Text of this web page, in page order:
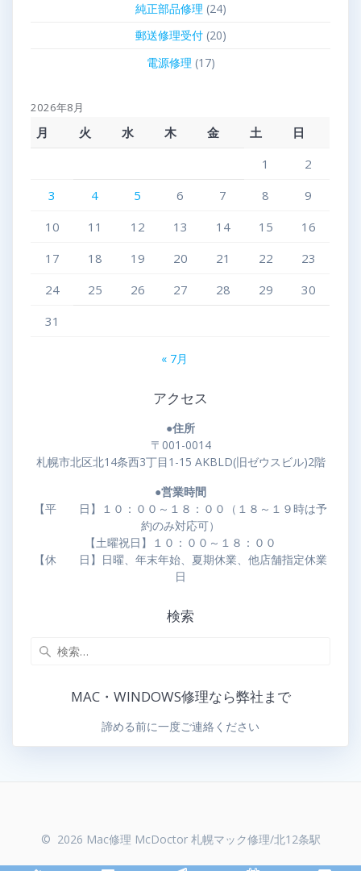
純正部品修理 (24)
郵送修理受付(20)
電源修理 (17)
2026年8月
月 火 水 木 金 土
日
1
2
3
4 5 6 7 8
9
10
11 12 13 14 15
16
17
18 19 20 21 22
23
24
25 26 27 28 29
30
31
« 7月
アクセス
●住所
〒001-0014
札幌市北区北14条西3丁目1-15 AKBLD(旧ゼウスビル)2階
●営業時間
【平 日】１０：００～１８：００（１８～１９時は予
約のみ対応可）
【土曜祝日】１０：００～１８：００
【休 日】日曜、年末年始、夏期休業、他店舗指定休業
日
検索
MAC・WINDOWS修理なら弊社まで
諦める前に一度ご連絡ください
© 2026 Mac修理 McDoctor 札幌マック修理/北12条駅